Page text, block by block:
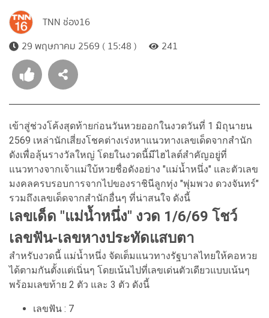
TNN ช่อง16
29 พฤษภาคม 2569 ( 15:48 )
241
เข้าสู่ช่วงโค้งสุดท้ายก่อนวันหวยออกในงวดวันที่ 1 มิถุนายน
2569 เหล่านักเสี่ยงโชคต่างเร่งหาแนวทางเลขเด็ดจากสำนัก
ดังเพื่อลุ้นรางวัลใหญ่ โดยในงวดนี้มีไฮไลต์สำคัญอยู่ที่
แนวทางจากเจ้าแม่ใบ้หวยชื่อดังอย่าง "แม่น้ำหนึ่ง" และตัวเลข
มงคลครบรอบการจากไปของราชินีลูกทุ่ง "พุ่มพวง ดวงจันทร์"
รวมถึงเลขเด็ดจากสำนักอื่นๆ ที่น่าสนใจ ดังนี้
เลขเด็ด "แม่น้ำหนึ่ง" งวด 1/6/69 โชว์
เลขฟัน-เลขหางประทัดแสบตา
สำหรับงวดนี้ แม่น้ำหนึ่ง จัดเต็มแนวทางรัฐบาลไทยให้คอหวย
ได้ตามกันตั้งแต่เนิ่นๆ โดยเน้นไปที่เลขเด่นตัวเดียวแบบเน้นๆ
พร้อมเลขท้าย 2 ตัว และ 3 ตัว ดังนี้
เลขฟัน : 7